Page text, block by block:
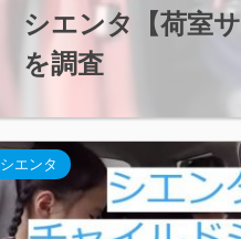
シエンタ【荷室
を調査
シエンタ